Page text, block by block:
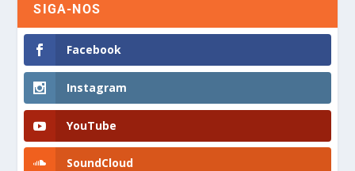
SIGA-NOS
Facebook
Instagram
YouTube
SoundCloud